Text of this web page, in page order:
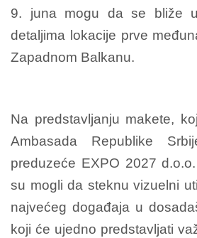
9. juna mogu da se bliže
detaljima lokacije prve
Zapadnom Balkanu.
Na predstavljanju makete,
Ambasada Republike
preduzeće EXPO 2027
su mogli da steknu vizuelni
najvećeg događaja u
koji će ujedno predstavljati